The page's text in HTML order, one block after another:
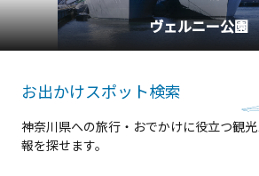
ヴェルニー公園
お出かけスポット検索
神奈川県への旅行・おでかけに役立つ観
報を探せます。